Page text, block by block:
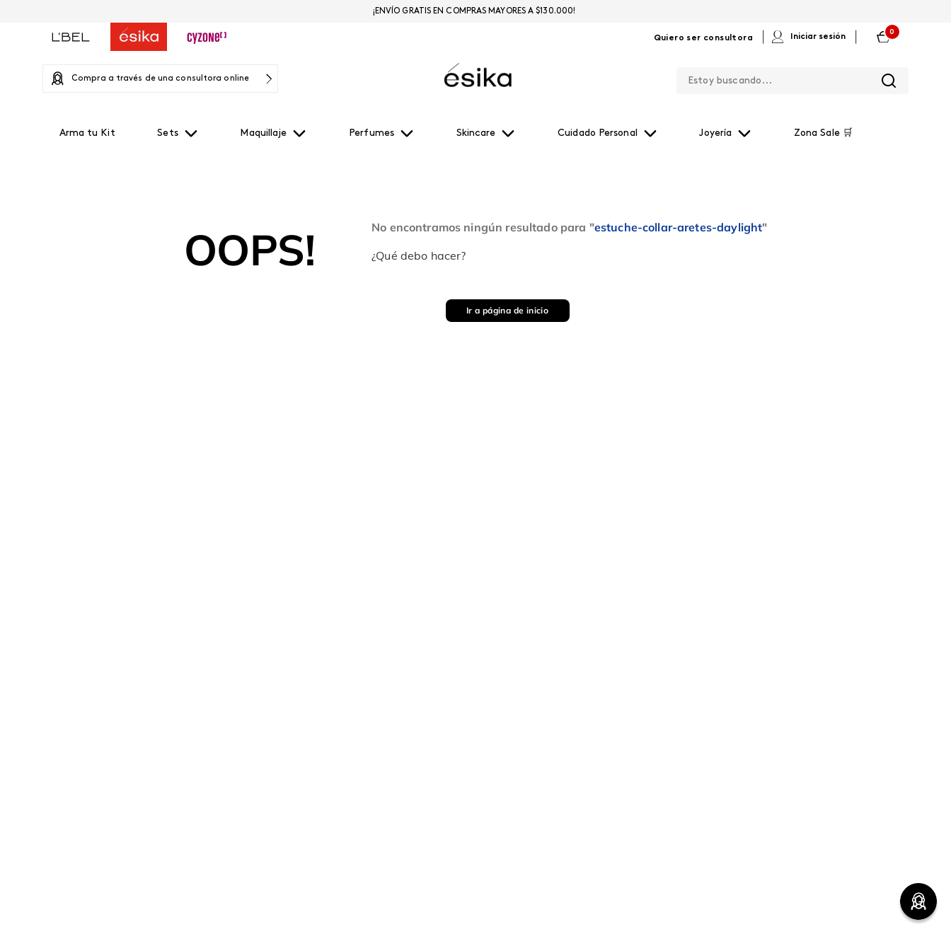
Quiero ser consultora Iniciar sesión
0
Compra a través de una consultora online
Arma tu Kit Sets Maquillaje Perfumes Skincare Cuidado Personal Joyería Zona Sale 🛒
¡ENVÍO GRATIS EN COMPRAS MAYORES A $130.000!
OOPS! No encontramos ningún resultado para "estuche-collar-aretes-daylight"
¿Qué debo hacer?
Ir a página de inicio